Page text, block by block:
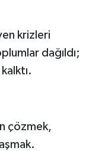
krizleri
dağıldı;
çözmek,